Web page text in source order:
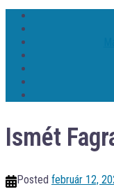
Ismét
Posted február 12,